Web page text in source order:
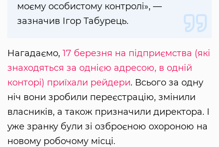
моєму особистому контролі», —
зазначив Ігор Табурець.
Нагадаємо, 17 березня на підприємства (які
знаходяться за однією адресою, в одній
конторі) приїхали рейдери. Всього за одну
ніч вони зробили переєстрацію, змінили
власників, а також призначили директора. І
уже зранку були зі озброєною охороною на
новому робочому місці.